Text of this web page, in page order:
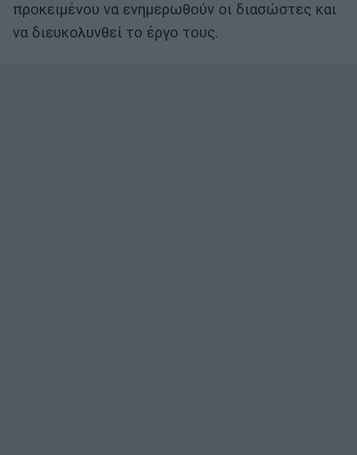
προκειμένου να ενημερωθούν οι διασώστες και
να διευκολυνθεί το έργο τους.